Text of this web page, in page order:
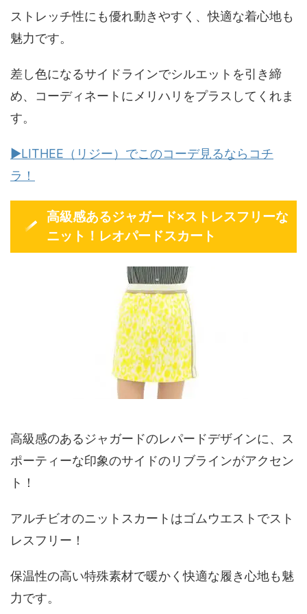
ストレッチ性にも優れ動きやすく、快適な着心地も
魅力です。
差し色になるサイドラインでシルエットを引き締
め、コーディネートにメリハリをプラスしてくれま
す。
▶LITHEE（リジー）でこのコーデ見るならコチ
ラ！
高級感あるジャガード×ストレスフリーな
ニット！レオパードスカート
高級感のあるジャガードのレパードデザインに、ス
ポーティーな印象のサイドのリブラインがアクセン
ト！
アルチビオのニットスカートはゴムウエストでスト
レスフリー！
保温性の高い特殊素材で暖かく快適な履き心地も魅
力です。